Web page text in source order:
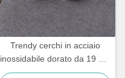
Trendy cerchi in acciaio
inossidabile dorato da 19 cm
Gioielli Clip On Cerchio